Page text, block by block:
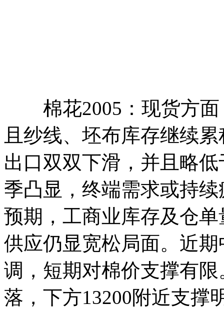
棉花2005：现货方面
且纱线、坯布库存继续
出口双双下滑，并且略
季凸显，终端需求或持
预期，工商业库存及仓
供应仍显宽松局面。近
调，短期对棉价支撑有
落，下方13200附近支撑